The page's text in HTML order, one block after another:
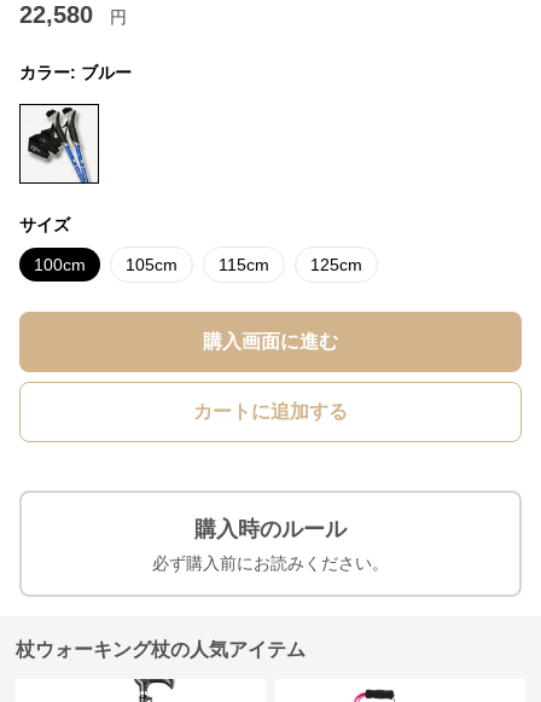
22,580 円
カラー: ブルー
サイズ
100cm 105cm 115cm 125cm
購入画面に進む
カートに追加する
購入時のルール
必ず購入前にお読みください。
杖ウォーキング杖の人気アイテム